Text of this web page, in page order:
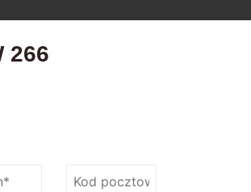
266